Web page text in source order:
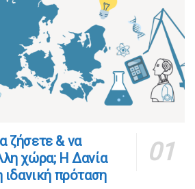
ζήσετε & να
χώρα; Η Δανία
ιδανική πρόταση